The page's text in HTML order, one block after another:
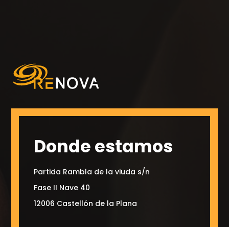
Donde estamos
Partida Rambla de la viuda s/n
Fase II Nave 40
12006 Castellón de la Plana